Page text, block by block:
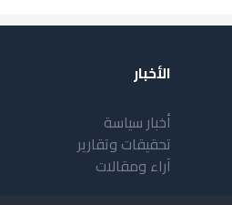
الأخبار
أخبار سياسة
تحقيقات وتقارير
آراء ومقالات